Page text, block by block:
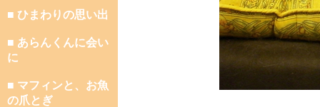
■ ひまわりの思い出
■ あらんくんに会い
に
■ マフィンと、お魚
の爪とぎ